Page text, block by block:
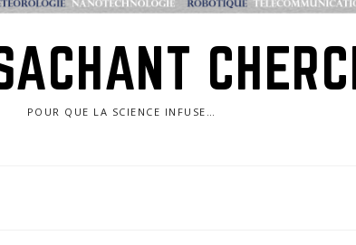
POUR QUE LA SCIENCE INFUSE…